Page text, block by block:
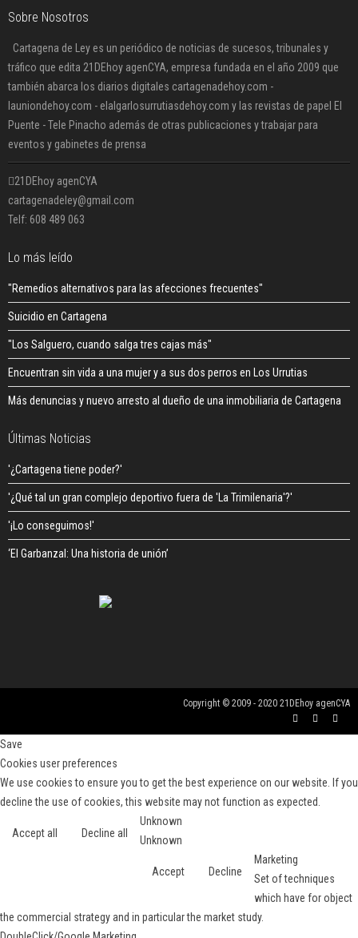
Sobre Nosotros
Cartagena de Ley es un periódico de noticias de sucesos, tribunales y
tráfico que edita 21DEhoy agenCYA, empresa fundada en el año 2009 que
también abarca los diarios digitales cartagenadehoy.com -
launiondehoy.com - elalgarlosurrutiasdehoy.com y las revistas de papel El
Puente - Tele Pinacho además de otras publicaciones y trabajar para
eventos y gabinetes de prensa
21DEhoy agenCYA
cartagenadeley@gmail.com
Telf: 608 489 063
Lo más leído
"Remedios alternativos para las afecciones frecuentes"
Suicidio en Cartagena
"Los Salguero, cuando salga tres cajas más"
Encuentran sin vida a una mujer y a sus dos perros en Los Urrutias
Más denuncias y nuevo arresto al dueño de una inmobiliaria de Cartagena
Últimas Noticias
'¿Cartagena tiene poder?'
'¿Qué tal un gran complejo deportivo fuera de 'La Trimilenaria'?'
'¡Lo conseguimos!'
‘El Garbanzal: Una historia de unión’
Copyright © 2009 - 2020 21DEhoy agenCYA
Save
Cookies user preferences
We use cookies to ensure you to get the best experience on our website. If you
decline the use of cookies, this website may not function as expected.
Accept all Decline all
Unknown
Unknown
Accept Decline
Marketing
Set of techniques
which have for object
the commercial strategy and in particular the market study.